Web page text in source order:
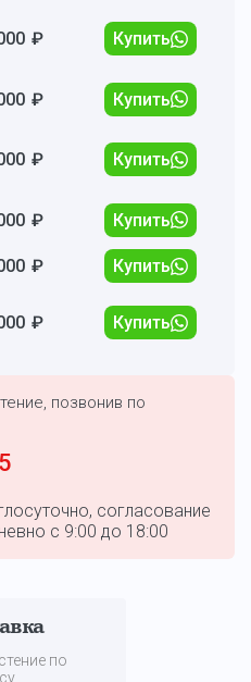
₽ Купить
₽
Купить
₽ Купить
₽ Купить
₽
Купить
₽ Купить
позвонив по
согласование
с 9:00 до 18:00
по